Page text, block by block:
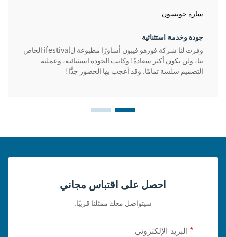
سارة جونسون
جودة وخدمة استثنائية
وفرت لنا شركة فوزهو فيبون أساورًا مطبوعة لifestival الخاص
بنا، ولن نكون أكثر سعادةً! وكانت الجودة استثنائية، وعملية
التصميم سلسة تمامًا. وقد أعجب بها الحضور جدًّا!
احصل على اقتباس مجاني
سيتواصل معك ممثلنا قريبًا.
البريد الإلكتروني